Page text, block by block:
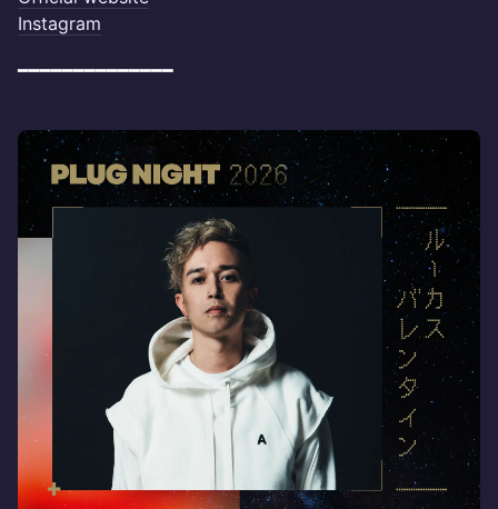
Instagram
━━━━━━━━━━━━━━